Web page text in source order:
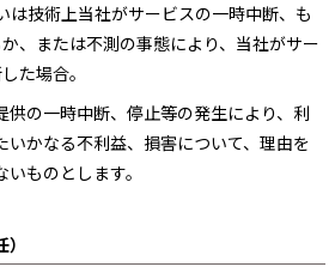
は技術上当社がサービスの一時中断、も
、または不測の事態により、当社がサー
た場合。
供の一時中断、停止等の発生により、利
いかなる不利益、損害について、理由を
ものとします。